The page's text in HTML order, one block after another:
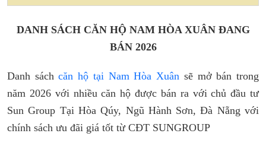
DANH SÁCH CĂN HỘ NAM HÒA XUÂN ĐANG
BÁN 2026
Danh sáchcăn hộ tại Nam Hòa Xuân sẽ mở bán trong
năm 2026 với nhiều căn hộ được bán ra với chủ đầu tư
Sun Group Tại Hòa Qúy, Ngũ Hành Sơn, Đà Nẵng với
chính sách ưu đãi giá tốt từ CĐT SUNGROUP